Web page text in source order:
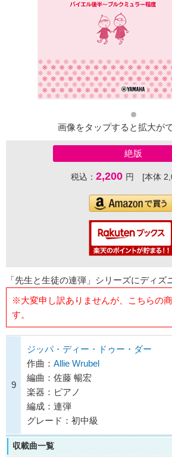
画像をタップすると拡大がで
絶版
税込： 2,200 円 [本体
「先生と生徒の連弾」シリーズにディズ
※大変申し訳ありませんが、こちらの
す。
9
ジッパ・ディー・ドゥー・ダー
作曲： Allie Wrubel
編曲：佐藤 暢宏
楽器：ピアノ
編成：連弾
グレード：初中級
収載曲一覧